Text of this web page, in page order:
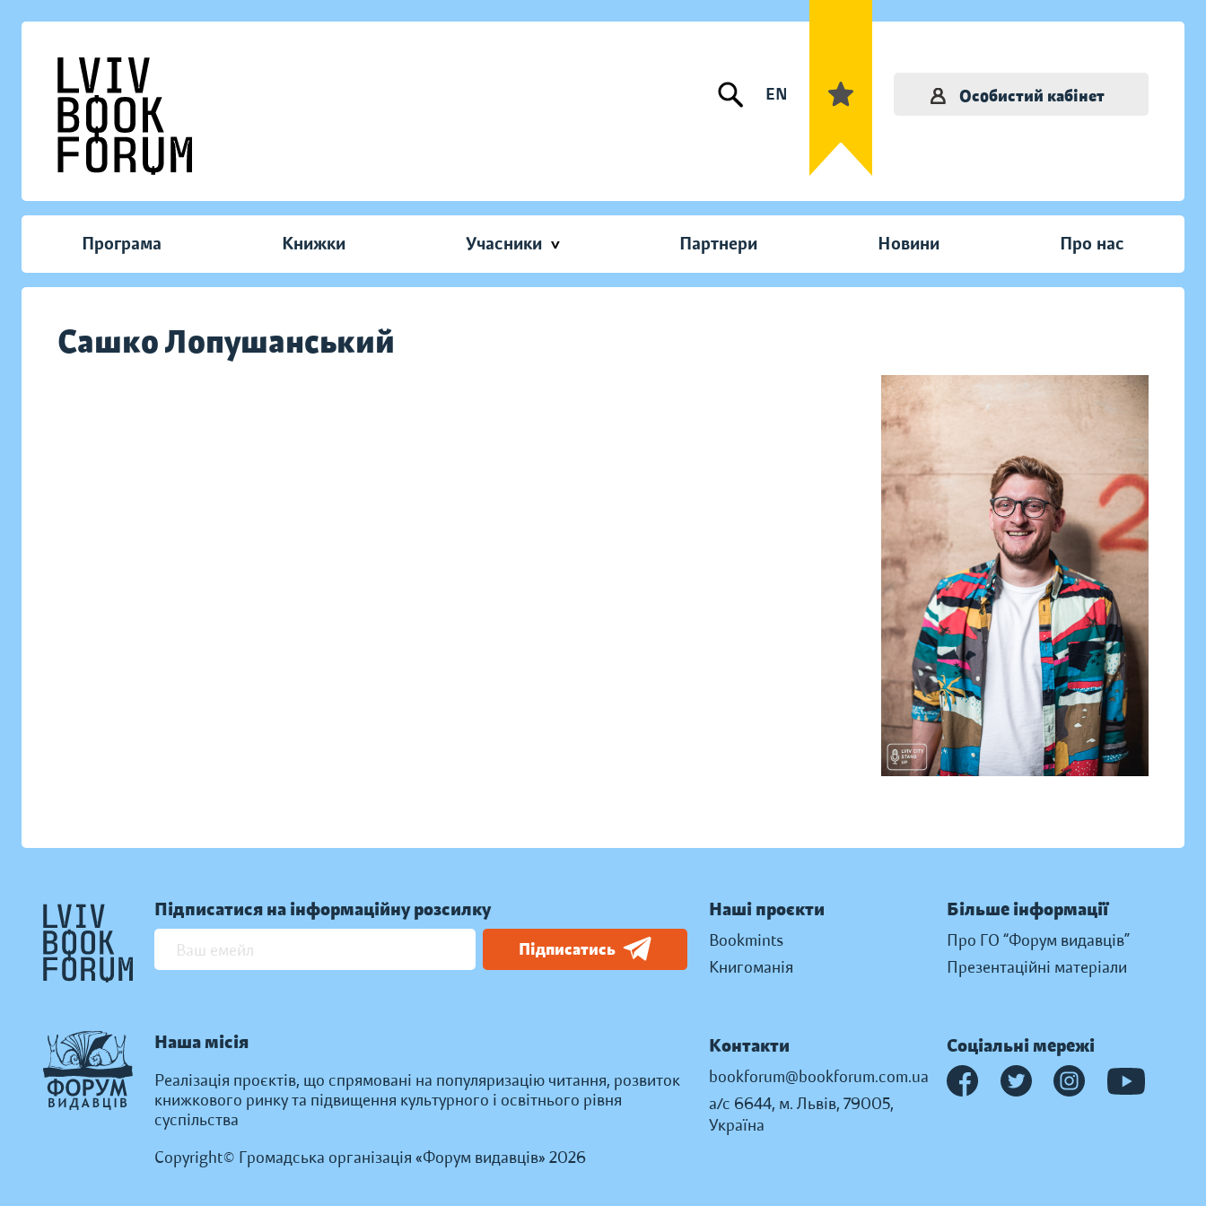
EN Особистий кабінет
Програма Книжки Учасники Партнери Новини Про нас
Сашко Лопушанський
Підписатися на інформаційну розсилку
Підписатись
Наша місія
Реалізація проєктів, що спрямовані на популяризацію читання, розвиток
книжкового ринку та підвищення культурного і освітнього рівня
суспільства
Copyright© Громадська організація «Форум видавців» 2026
Наші проєкти
Bookmints
Книгоманія
Більше інформації
Про ГО “Форум видавців”
Презентаційні матеріали
Контакти
bookforum@bookforum.com.ua
а/с 6644, м. Львів, 79005,
Україна
Соціальні мережі